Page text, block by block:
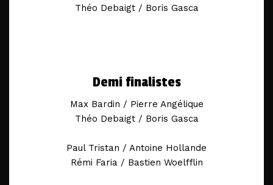
Théo Debaigt / Boris Gasca
Demi finalistes
Max Bardin / Pierre Angélique
Théo Debaigt / Boris Gasca
Paul Tristan / Antoine Hollande
Rémi Faria / Bastien Woelfflin